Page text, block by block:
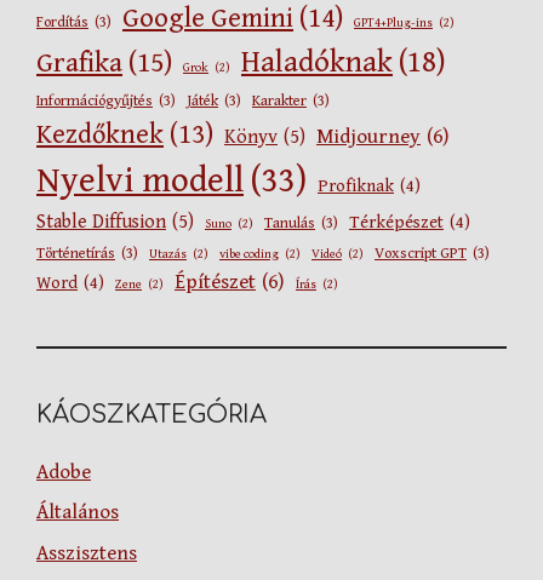
Fordítás (3) Google Gemini (14) GPT4+Plug-ins (2)
Grafika (15) Grok (2) Haladóknak (18)
Információgyűjtés (3) Játék (3) Karakter (3)
Kezdőknek (13) Könyv (5) Midjourney (6)
Nyelvi modell (33) Profiknak (4)
Stable Diffusion (5) Suno (2) Tanulás (3) Térképészet (4)
Történetírás (3) Utazás (2) vibe coding (2) Videó (2) Voxscript GPT (3)
Word (4) Zene (2) Építészet (6) Írás (2)
KÁOSZKATEGÓRIA
Adobe
Általános
Asszisztens